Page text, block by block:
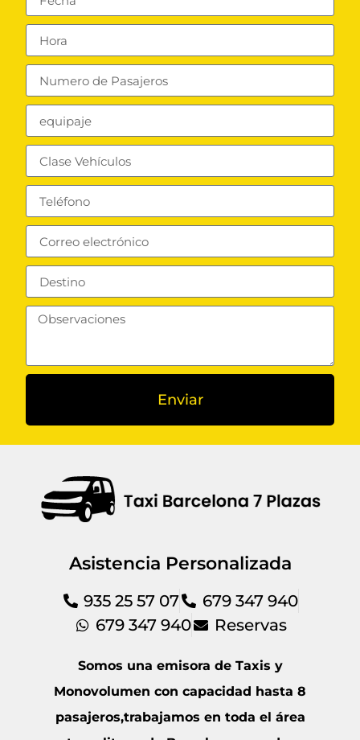
Enviar
Asistencia Personalizada
935 25 57 07
679 347 940
679 347 940
Reservas
Somos una emisora de Taxis y
Monovolumen con capacidad hasta 8
pasajeros,trabajamos en toda el área